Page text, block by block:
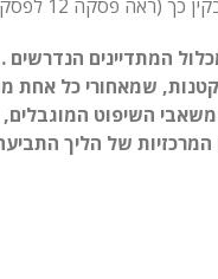
המתדיינים
שמאחורי כל אחת
השיפוט המוגבלים,
המרכזיות של הליך